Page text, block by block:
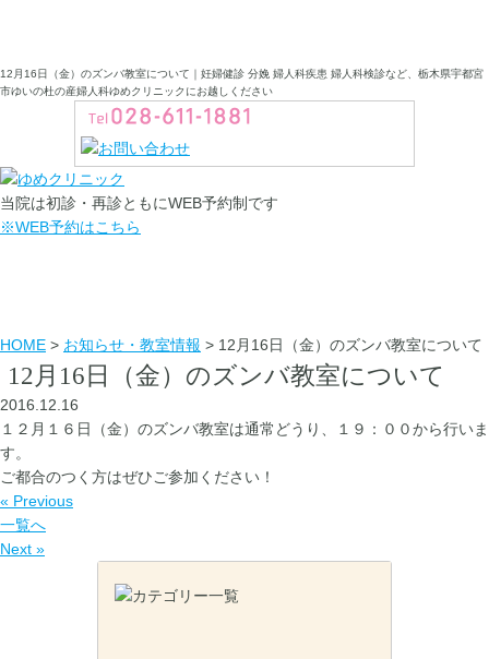
12月16日（金）のズンバ教室について｜妊婦健診 分娩 婦人科疾患 婦人科検診など、栃木県宇都宮
市ゆいの杜の産婦人科ゆめクリニックにお越しください
当院は初診・再診ともにWEB予約制です
※WEB予約はこちら
HOME > お知らせ・教室情報 > 12月16日（金）のズンバ教室について
12月16日（金）のズンバ教室について
2016.12.16
１２月１６日（金）のズンバ教室は通常どうり、１９：００から行いま
す。
ご都合のつく方はぜひご参加ください！
« Previous
一覧へ
Next »